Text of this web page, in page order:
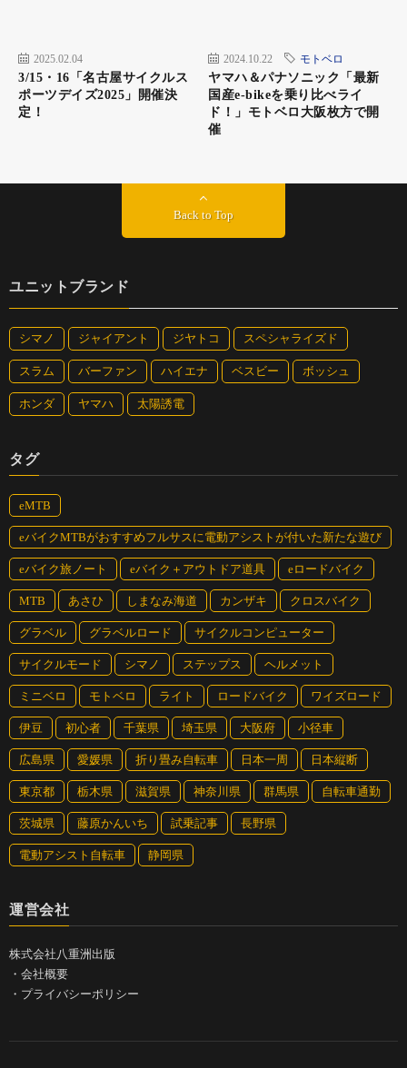
2025.02.04
3/15・16「名古屋サイクルス
ポーツデイズ2025」開催決
定！
2024.10.22 モトベロ
ヤマハ＆パナソニック「最新
国産e-bikeを乗り比べライ
ド！」モトベロ大阪枚方で開
催
Back to Top
ユニットブランド
シマノ ジャイアント ジヤトコ スペシャライズド
スラム バーファン ハイエナ ベスビー ボッシュ
ホンダ ヤマハ 太陽誘電
タグ
eMTB
eバイクMTBがおすすめフルサスに電動アシストが付いた新たな遊び
eバイク旅ノート eバイク＋アウトドア道具 eロードバイク
MTB あさひ しまなみ海道 カンザキ クロスバイク
グラベル グラベルロード サイクルコンピューター
サイクルモード シマノ ステップス ヘルメット
ミニベロ モトベロ ライト ロードバイク ワイズロード
伊豆 初心者 千葉県 埼玉県 大阪府 小径車
広島県 愛媛県 折り畳み自転車 日本一周 日本縦断
東京都 栃木県 滋賀県 神奈川県 群馬県 自転車通勤
茨城県 藤原かんいち 試乗記事 長野県
電動アシスト自転車 静岡県
運営会社
株式会社八重洲出版
・ 会社概要
・ プライバシーポリシー